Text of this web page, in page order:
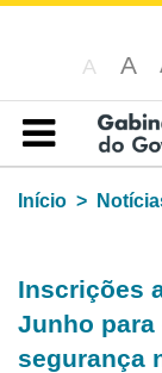
A A
Índice
Início
Inscrições
Junho para
segurança